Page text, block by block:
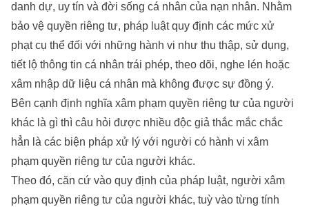
danh dự, uy tín và đời sống cá nhân của nạn nhân. Nhằm
bảo vệ quyền riêng tư, pháp luật quy định các mức xử
phạt cụ thể đối với những hành vi như thu thập, sử dụng,
tiết lộ thông tin cá nhân trái phép, theo dõi, nghe lén hoặc
xâm nhập dữ liệu cá nhân mà không được sự đồng ý.
Bên cạnh định nghĩa xâm phạm quyền riêng tư của người
khác là gì thì câu hỏi được nhiều độc giả thắc mắc chắc
hẳn là các biện pháp xử lý với người có hành vi xâm
phạm quyền riêng tư của người khác.
Theo đó, căn cứ vào quy định của pháp luật, người xâm
phạm quyền riêng tư của người khác, tuỳ vào từng tính